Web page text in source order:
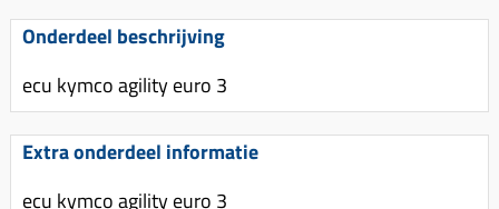
Spruitstuk (delen)
Uitlaten compleet
Uitlaat bocht
Rem (delen)
Remhevels
Remsegmenten
Regenkleding
Vespa accessoires
Voordragers
Onderdeel beschrijving
ecu kymco agility euro 3
Extra onderdeel informatie
ecu kymco agility euro 3